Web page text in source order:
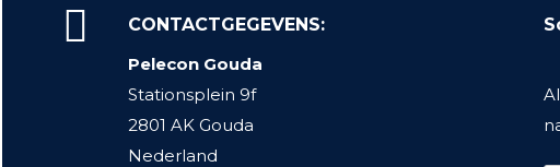
CONTACTGEGEVENS:
Pelecon Gouda
Stationsplein 9f
2801 AK Gouda
Nederland